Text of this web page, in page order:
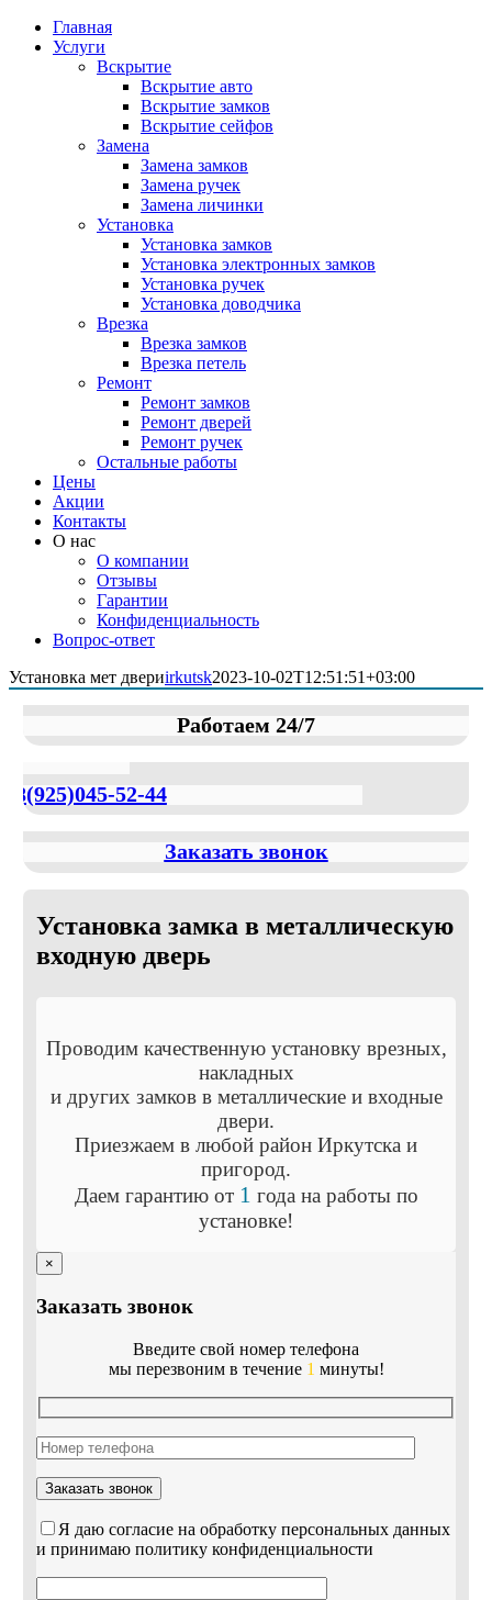
Главная
Услуги
Вскрытие
Вскрытие авто
Вскрытие замков
Вскрытие сейфов
Замена
Замена замков
Замена ручек
Замена личинки
Установка
Установка замков
Установка электронных замков
Установка ручек
Установка доводчика
Врезка
Врезка замков
Врезка петель
Ремонт
Ремонт замков
Ремонт дверей
Ремонт ручек
Остальные работы
Цены
Акции
Контакты
О нас
О компании
Отзывы
Гарантии
Конфиденциальность
Вопрос-ответ
Установка мет двериirkutsk2023-10-02T12:51:51+03:00
Работаем 24/7
8(925)045-52-44
Заказать звонок
Установка замка в металлическую
входную дверь
Проводим качественную установку врезных,
накладных
и других замков в металлические и входные
двери.
Приезжаем в любой район Иркутска и
пригород.
Даем гарантию от 1 года на работы по
установке!
×
Заказать звонок
Введите свой номер телефона
мы перезвоним в течение 1 минуты!
Я даю согласие на обработку персональных данных
и принимаю политику конфиденциальности